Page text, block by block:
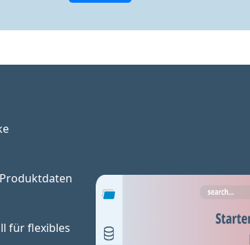
für flexibles